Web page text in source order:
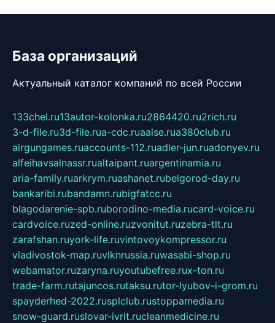
База организаций
Актуальный каталог компаний по всей России
133chel.ru13autor-kolonka.ru2864420.ru2rich.ru
3-d-file.ru3d-file.rua-cdc.ruaalse.rua380club.ru
airgungames.ruaccounts-112.ruadler-jun.ruadonyev.ru
alfeihavsalnassr.rualtaipant.ruargentinamia.ru
aria-family.ruarkrym.ruashanet.rubelgorod-day.ru
bankaribi.rubandamn.rubigfatcc.ru
blagodarenie-spb.ruborodino-media.rucard-voice.ru
cardvoice.ruzed-online.ruzvonitut.ruzebra-tlt.ru
zarafshan.ruyork-life.ruvintovoykompressor.ru
vladivostok-map.ruvlknrussia.ruwasabi-shop.ru
webamator.ruzaryna.ruyoutubefree.rux-ton.ru
trade-farm.rutajuncos.rutaksu.rutor-lyubov-i-grom.ru
spayderhed-2022.rusplclub.rustoppamedia.ru
snow-guard.ruslovar-ivrit.rucleanmedicine.ru